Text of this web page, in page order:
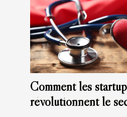
Comment les
révolutionnent le